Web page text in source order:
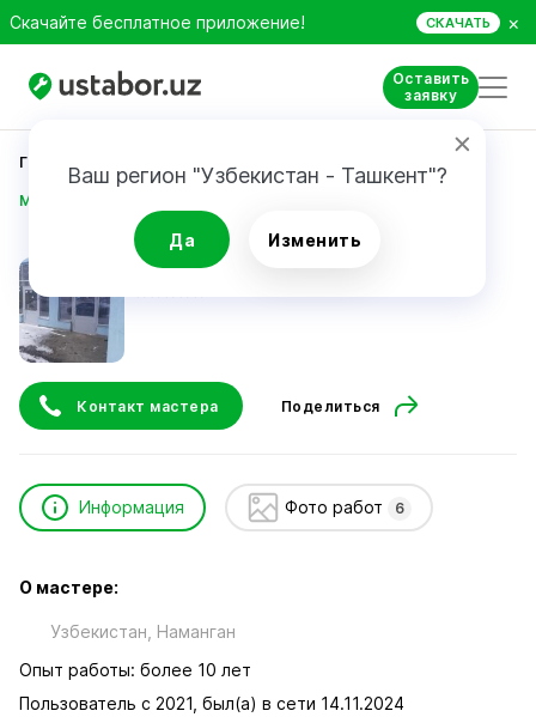
Скачайте бесплатное приложение! СКАЧАТЬ ×
Оставить
заявку
Ваш регион "Узбекистан - Ташкент"?
Да Изменить
Главная
Muborakov Mullaboy
Muborakov Mullaboy
Контакт мастера Поделиться
Информация Фото работ 6
О мастере:
Узбекистан, Наманган
Опыт работы: более 10 лет
Пользователь с 2021, был(а) в сети 14.11.2024